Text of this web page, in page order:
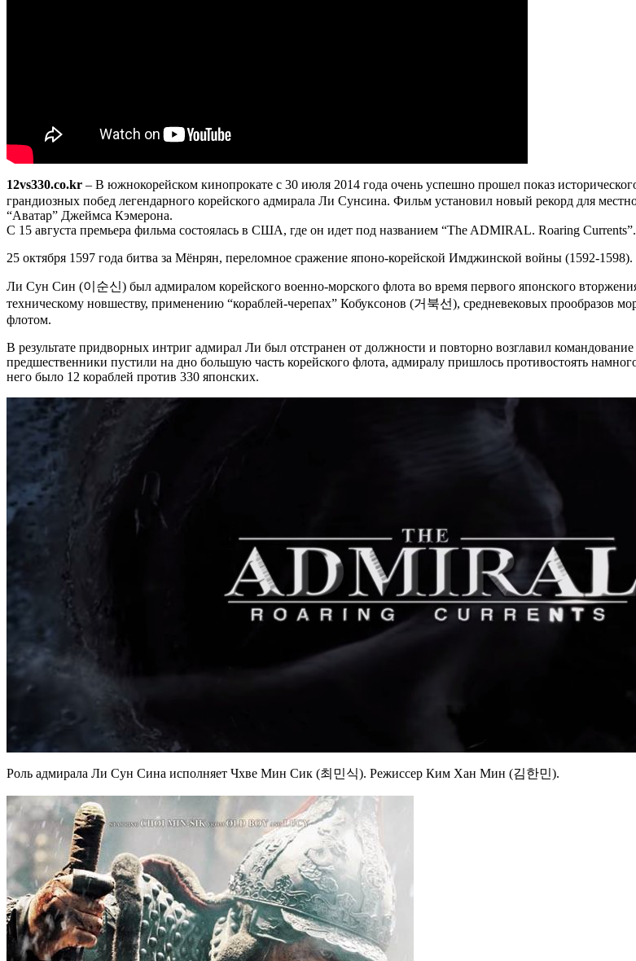
12vs330.co.kr – В южнокорейском кинопрокате с 30 июля 2014 года очень успешно прошел показ
грандиозных побед легендарного корейского адмирала Ли Сунсина. Фильм установил новый рекорд для
“Аватар” Джеймса Кэмерона.
С 15 августа премьера фильма состоялась в США, где он идет под названием “The ADMIRAL. Roaring
25 октября 1597 года битва за Мёнрян, переломное сражение японо-корейской Имджинской войны (1592-1598).
Ли Сун Син (이순신) был адмиралом корейского военно-морского флота во время первого японского
техническому новшеству, применению “кораблей-черепах” Кобуксонов (거북선), средневековых прообразов
флотом.
В результате придворных интриг адмирал Ли был отстранен от должности и повторно возглавил
предшественники пустили на дно большую часть корейского флота, адмиралу пришлось противостоять
него было 12 кораблей против 330 японских.
Роль адмирала Ли Сун Сина исполняет Чхве Мин Сик (최민식). Режиссер Ким Хан Мин (김한민).